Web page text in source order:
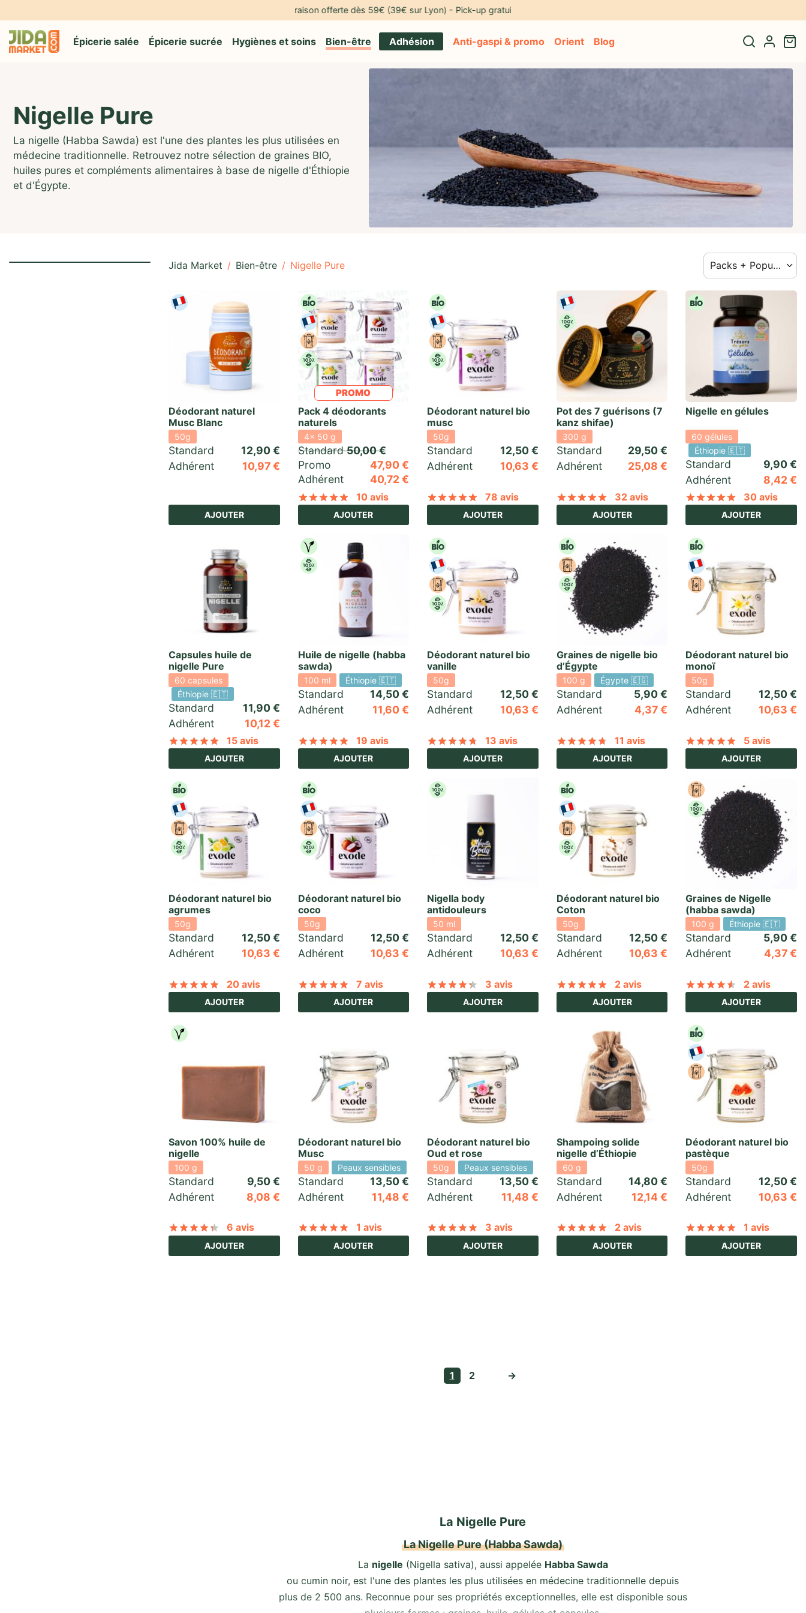
🎁 Livraison offerte dès 59€ (39€ sur Lyon) - Pick-up gratuit à notre adresse* 🎁
Épicerie salée Épicerie sucrée Hygiènes et soins Bien-être Adhésion Anti-gaspi & promo Orient Blog
Nigelle Pure
La nigelle (Habba Sawda) est l'une des plantes les plus utilisées en
médecine traditionnelle. Retrouvez notre sélection de graines BIO,
huiles pures et compléments alimentaires à base de nigelle d'Éthiopie
et d'Égypte.
Jida Market / Bien-être / Nigelle Pure
Déodorant naturel
Musc Blanc
50g
Standard 12,90€
Adhérent
10,97€
AJOUTER
PROMO
Pack 4 déodorants
naturels
4x 50 g
Standard 50,00€
Promo
47,90€
Adhérent
40,72€
Notésur 5 basé sur10notations client
10 avis
AJOUTER
Déodorant naturel bio
musc
50g
Standard 12,50€
Adhérent
10,63 €
Notésur 5 basé sur78notations client
78 avis
AJOUTER
Pot des 7 guérisons (7
kanz shifae)
300 g
Standard 29,50€
Adhérent
25,08€
Notésur 5 basé sur32notations client
32 avis
AJOUTER
Nigelle en gélules
60 gélules
Éthiopie 🇪🇹
Standard 9,90€
Adhérent
8,42€
Notésur 5
30 avis
AJOUTER
Capsules huile de
nigelle Pure
60 capsules
Éthiopie 🇪🇹
Standard 11,90€
Adhérent
10,12€
Notésur 5 basé sur15notations client
15 avis
AJOUTER
Huile de nigelle (habba
sawda)
100 ml Éthiopie 🇪🇹
Standard 14,50€
Adhérent
11,60€
Notésur 5 basé sur19notations client
19 avis
AJOUTER
Déodorant naturel bio
vanille
50g
Standard 12,50€
Adhérent
10,63 €
Notésur 5 basé sur13notations client
13 avis
AJOUTER
Graines de nigelle bio
d’Égypte
100 g Égypte 🇪🇬
Standard 5,90€
Adhérent
4,37€
Notésur 5 basé sur11notations client
11 avis
AJOUTER
Déodorant naturel bio
monoï
50g
Standard 12,50€
Adhérent
10,63 €
Notésur 5
5 avis
AJOUTER
Déodorant naturel bio
agrumes
50g
Standard 12,50€
Adhérent
10,63 €
Notésur 5 basé sur20notations client
20 avis
AJOUTER
Déodorant naturel bio
coco
50g
Standard 12,50€
Adhérent
10,63€
Notésur 5 basé sur7notations client
7 avis
AJOUTER
Nigella body
antidouleurs
50 ml
Standard 12,50€
Adhérent
10,63 €
Notésur 5 basé sur3notations client
3 avis
AJOUTER
Déodorant naturel bio
Coton
50g
Standard 12,50€
Adhérent
10,63€
Notésur 5 basé sur2notations client
2 avis
AJOUTER
Graines de Nigelle
(habba sawda)
100 g Éthiopie 🇪🇹
Standard 5,90€
Adhérent
4,37€
Notésur 5
2 avis
AJOUTER
Savon 100% huile de
nigelle
100 g
Standard 9,50€
Adhérent
8,08 €
Notésur 5 basé sur6notations client
6 avis
AJOUTER
Déodorant naturel bio
Musc
50 g Peaux sensibles
Standard 13,50€
Adhérent
11,48€
Notésur 5 basé sur1notation client
1 avis
AJOUTER
Déodorant naturel bio
Oud et rose
50g Peaux sensibles
Standard 13,50€
Adhérent
11,48 €
Notésur 5 basé sur3notations client
3 avis
AJOUTER
Shampoing solide
nigelle d’Éthiopie
60 g
Standard 14,80€
Adhérent
12,14€
Notésur 5 basé sur2notations client
2 avis
AJOUTER
Déodorant naturel bio
pastèque
50g
Standard 12,50€
Adhérent
10,63 €
Notésur 5
1 avis
AJOUTER
1 2 →
La Nigelle Pure
La Nigelle Pure (Habba Sawda)
La nigelle (Nigella sativa), aussi appelée Habba Sawda
ou cumin noir, est l'une des plantes les plus utilisées en médecine traditionnelle depuis
plus de 2 500 ans. Reconnue pour ses propriétés exceptionnelles, elle est disponible sous